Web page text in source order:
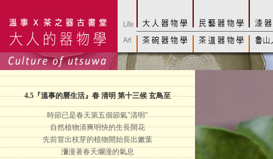
4.5『溫事的曆生活』春 清明 第十三候 玄鳥至
時節已是春天第五個節氣"清明"
自然植物清爽明快的生長開花
先前冒出枝芽的植物開始長出嫩葉
瀰漫著春天爛漫的氣息